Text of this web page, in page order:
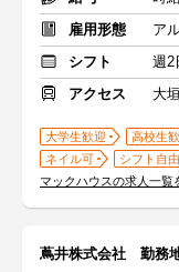
雇用形態
ア
シフト
週2
アクセス
大
大学生歓迎 高校生
ネイル可
シフト自
マックハウスの求人一覧
蔦井株式会社 勤務